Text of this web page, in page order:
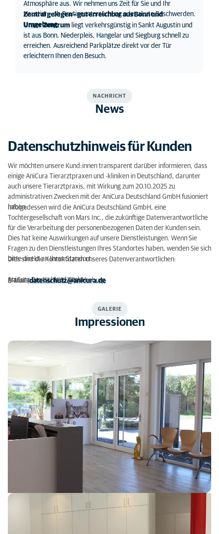
Atmosphäre aus. Wir nehmen uns Zeit für Sie und Ihr
Haustier – ob Routineuntersuchung oder akute Beschwerden.
Zentral gelegen – gut erreichbar aus Bonn und
Umgebung
Unser Zentrum liegt verkehrsgünstig in Sankt Augustin und
ist aus Bonn, Niederpleis, Hangelar und Siegburg schnell zu
erreichen. Ausreichend Parkplätze direkt vor der Tür
erleichtern Ihnen den Besuch.
NACHRICHT
News
Datenschutzhinweis für Kunden
Wir möchten unsere Kund:innen transparent darüber informieren, dass
einige AniCura Tierarztpraxen und -kliniken in Deutschland, darunter
auch unsere Tierarztpraxis, mit Wirkung zum 20.10.2025 zu
administrativen Zwecken mit der AniCura Deutschland GmbH fusioniert
haben.
Infolgedessen wird die AniCura Deutschland GmbH, eine
Tochtergesellschaft von Mars Inc., die zukünftige Datenverantwortliche
für die Verarbeitung der personenbezogenen Daten der Kunden sein.
Dies hat keine Auswirkungen auf unsere Dienstleistungen. Wenn Sie
Fragen zu den Dienstleistungen Ihres Standortes haben, wenden Sie sich
bitte direkt an Ihren Standort.
Dies sind die Kontaktdaten unseres Datenverantwortlichen:
AniCura Deutschland GmbH
Marienplatz 61, 88212 Ravensburg
E-Mail:datenschutz@anicura.de
GALERIE
Impressionen